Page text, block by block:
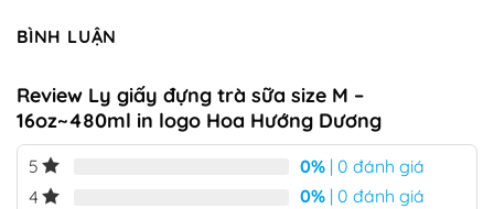
BÌNH LUẬN
Review Ly giấy đựng trà sữa size M –
16oz~480ml in logo Hoa Hướng Dương
5 0% | 0 đánh giá
4
0% | 0 đánh giá